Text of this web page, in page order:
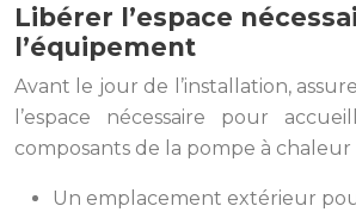
Libérer l’espace
l’équipement
Avant le jour de l’installation,
l’espace nécessaire pour
composants de la pompe à chaleur
Un emplacement extérieur